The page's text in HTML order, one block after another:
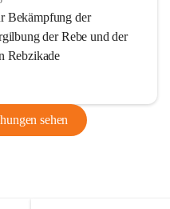
Bekämpfung der
der Rebe und der
Rebzikade
sehen